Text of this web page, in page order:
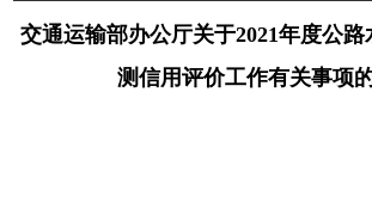
交通运输部办公厅关于2021年度公
测信用评价工作有关事项